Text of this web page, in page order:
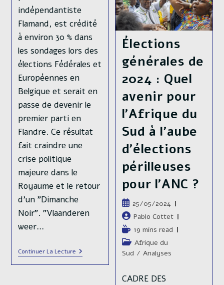
Destitution
Du
Premier
Ministre
indépendantiste
Flamand, est crédité
à environ 30 % dans
les sondages lors des
élections Fédérales et
Européennes en
Belgique et serait en
passe de devenir le
premier parti en
Flandre. Ce résultat
fait craindre une
crise politique
majeure dans le
Royaume et le retour
d'un "Dimanche
Noir". "Vlaanderen
weer…
Continuer La LectureLe
Vlaams
Belang,
Élections
générales de
2024 : Quel
avenir pour
l’Afrique du
Sud à l’aube
d’élections
périlleuses
pour l’ANC ?
Publication
publiée :
25/05/2024
Auteur/autrice
de
la
publication :
Pablo Cottet
Temps
de
lecture :
19 mins read
Post
category:
Afrique du
Sud / Analyses
CADRE DES